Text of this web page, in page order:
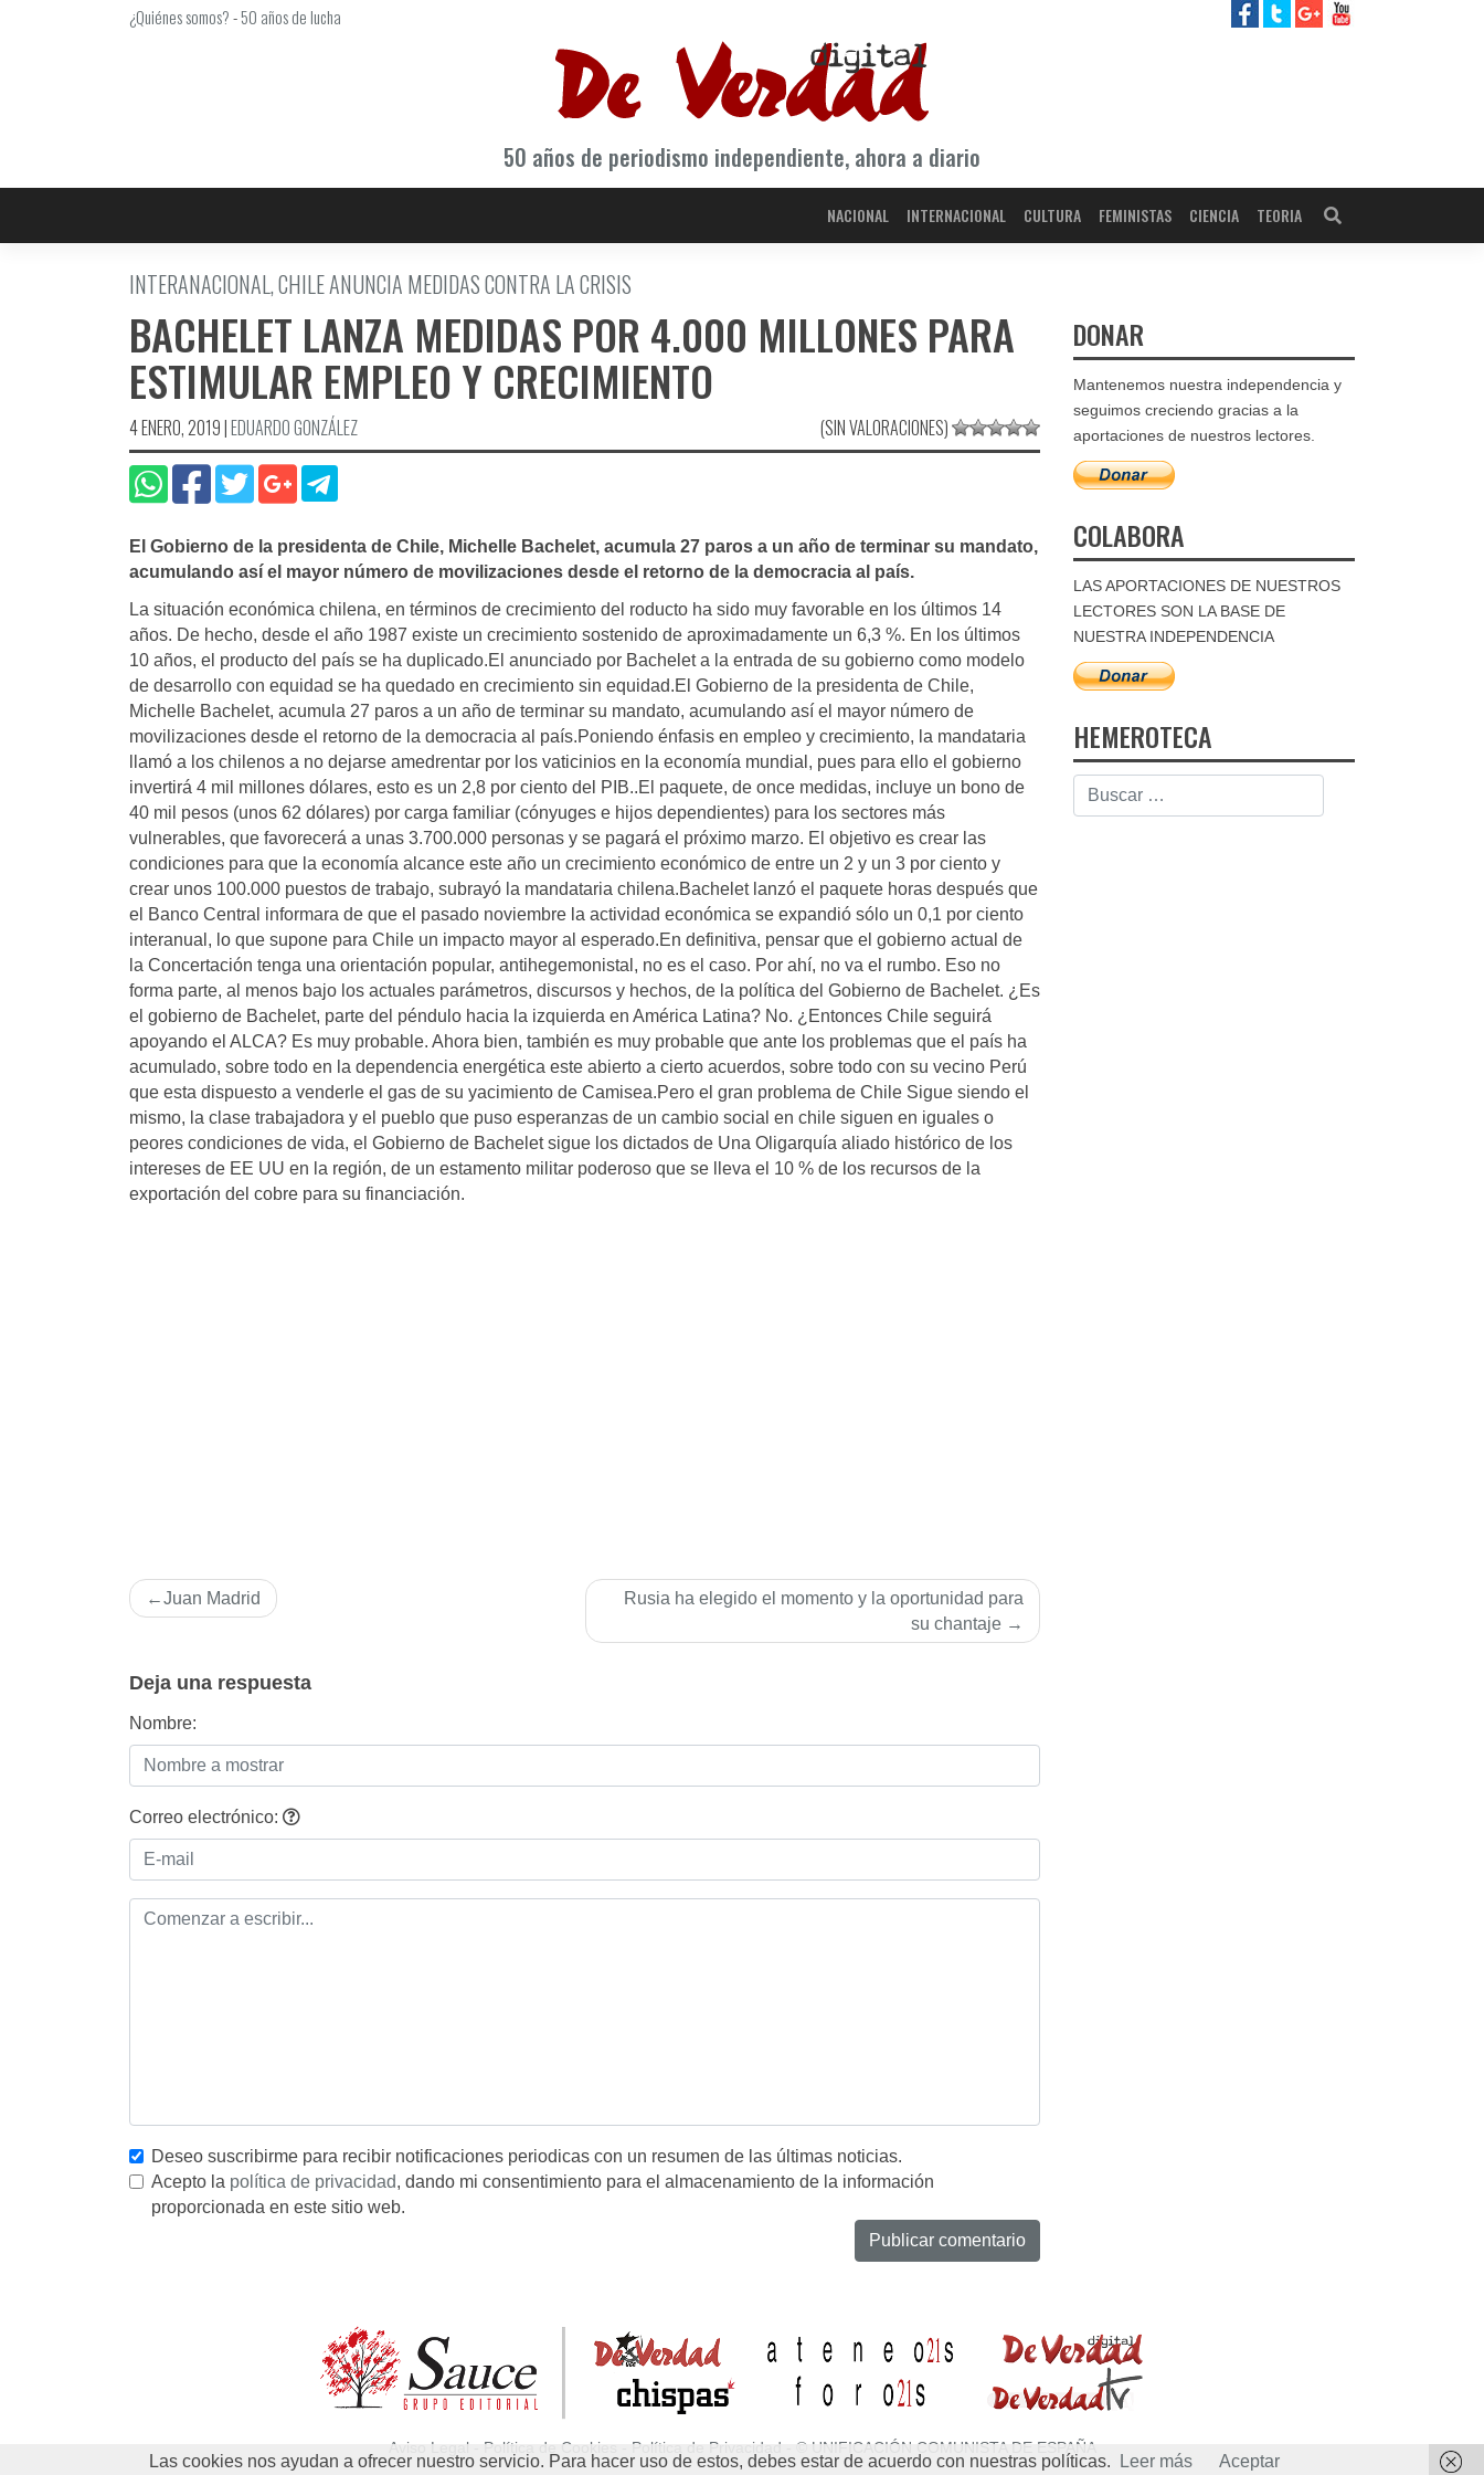
¿Quiénes somos?-50 años de lucha
50 años de periodismo independiente, ahora a diario
NACIONAL INTERNACIONAL CULTURA FEMINISTAS CIENCIA TEORIA
INTERANACIONAL, CHILE ANUNCIA MEDIDAS CONTRA LA CRISIS
BACHELET LANZA MEDIDAS POR 4.000 MILLONES PARA
ESTIMULAR EMPLEO Y CRECIMIENTO
4 ENERO, 2019|EDUARDO GONZÁLEZ (SIN VALORACIONES)
El Gobierno de la presidenta de Chile, Michelle Bachelet, acumula 27 paros a un año de terminar su mandato,
acumulando así­ el mayor número de movilizaciones desde el retorno de la democracia al paí­s.
La situación económica chilena, en términos de crecimiento del roducto ha sido muy favorable en los últimos 14
años. De hecho, desde el año 1987 existe un crecimiento sostenido de aproximadamente un 6,3 %. En los últimos
10 años, el producto del paí­s se ha duplicado.El anunciado por Bachelet a la entrada de su gobierno como modelo
de desarrollo con equidad se ha quedado en crecimiento sin equidad.El Gobierno de la presidenta de Chile,
Michelle Bachelet, acumula 27 paros a un año de terminar su mandato, acumulando así­ el mayor número de
movilizaciones desde el retorno de la democracia al paí­s.Poniendo énfasis en empleo y crecimiento, la mandataria
llamó a los chilenos a no dejarse amedrentar por los vaticinios en la economí­a mundial, pues para ello el gobierno
invertirá 4 mil millones dólares, esto es un 2,8 por ciento del PIB..El paquete, de once medidas, incluye un bono de
40 mil pesos (unos 62 dólares) por carga familiar (cónyuges e hijos dependientes) para los sectores más
vulnerables, que favorecerá a unas 3.700.000 personas y se pagará el próximo marzo. El objetivo es crear las
condiciones para que la economí­a alcance este año un crecimiento económico de entre un 2 y un 3 por ciento y
crear unos 100.000 puestos de trabajo, subrayó la mandataria chilena.Bachelet lanzó el paquete horas después que
el Banco Central informara de que el pasado noviembre la actividad económica se expandió sólo un 0,1 por ciento
interanual, lo que supone para Chile un impacto mayor al esperado.En definitiva, pensar que el gobierno actual de
la Concertación tenga una orientación popular, antihegemonistal, no es el caso. Por ahí­, no va el rumbo. Eso no
forma parte, al menos bajo los actuales parámetros, discursos y hechos, de la polí­tica del Gobierno de Bachelet. ¿Es
el gobierno de Bachelet, parte del péndulo hacia la izquierda en América Latina? No. ¿Entonces Chile seguirá
apoyando el ALCA? Es muy probable. Ahora bien, también es muy probable que ante los problemas que el paí­s ha
acumulado, sobre todo en la dependencia energética este abierto a cierto acuerdos, sobre todo con su vecino Perú
que esta dispuesto a venderle el gas de su yacimiento de Camisea.Pero el gran problema de Chile Sigue siendo el
mismo, la clase trabajadora y el pueblo que puso esperanzas de un cambio social en chile siguen en iguales o
peores condiciones de vida, el Gobierno de Bachelet sigue los dictados de Una Oligarquí­a aliado histórico de los
intereses de EE UU en la región, de un estamento militar poderoso que se lleva el 10 % de los recursos de la
exportación del cobre para su financiación.
Navegación
de
Juan Madrid
Rusia ha elegido el momento y la oportunidad para
su chantaje
Deja una respuesta
Nombre:
Correo electrónico:
Deseo suscribirme para recibir notificaciones periodicas con un resumen de las últimas noticias.
Acepto la política de privacidad, dando mi consentimiento para el almacenamiento de la información
proporcionada en este sitio web.
DONAR
Mantenemos nuestra independencia y
seguimos creciendo gracias a la
aportaciones de nuestros lectores.
COLABORA
LAS APORTACIONES DE NUESTROS
LECTORES SON LA BASE DE
NUESTRA INDEPENDENCIA
HEMEROTECA
Aviso Legal - Política de Cookies - Política de Privacidad - © UNIFICACIÓN COMUNISTA DE ESPAÑA
Las cookies nos ayudan a ofrecer nuestro servicio. Para hacer uso de estos, debes estar de acuerdo con nuestras políticas. Leer más Aceptar